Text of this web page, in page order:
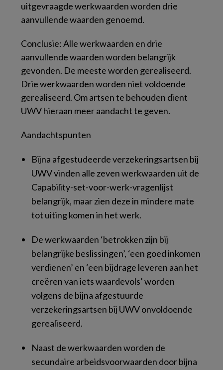
uitgevraagde werkwaarden worden drie
aanvullende waarden genoemd.
Conclusie:Alle werkwaarden en drie
aanvullende waarden worden belangrijk
gevonden. De meeste worden gerealiseerd.
Drie werkwaarden worden niet voldoende
gerealiseerd. Om artsen te behouden dient
UWV hieraan meer aandacht te geven.
Aandachtspunten
Bijna afgestudeerde verzekeringsartsen bij
UWV vinden alle zeven werkwaarden uit de
Capability-set-voor-werk-vragenlijst
belangrijk, maar zien deze in mindere mate
tot uiting komen in het werk.
De werkwaarden ‘betrokken zijn bij
belangrijke beslissingen’, ‘een goed inkomen
verdienen’ en ‘een bijdrage leveren aan het
creëren van iets waardevols’ worden
volgens de bijna afgestuurde
verzekeringsartsen bij UWV onvoldoende
gerealiseerd.
Naast de werkwaarden worden de
secundaire arbeidsvoorwaarden door bijna